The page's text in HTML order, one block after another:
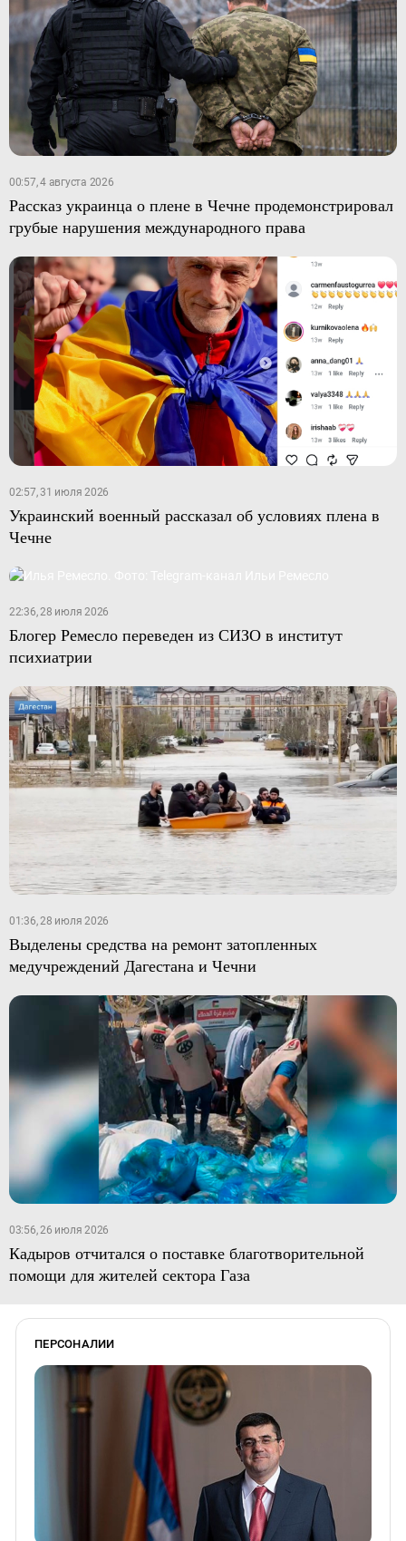
00:57, 4 августа 2026
Рассказ украинца о плене в Чечне продемонстрировал
грубые нарушения международного права
02:57, 31 июля 2026
Украинский военный рассказал об условиях плена в
Чечне
22:36, 28 июля 2026
Блогер Ремесло переведен из СИЗО в институт
психиатрии
01:36, 28 июля 2026
Выделены средства на ремонт затопленных
медучреждений Дагестана и Чечни
03:56, 26 июля 2026
Кадыров отчитался о поставке благотворительной
помощи для жителей сектора Газа
ПЕРСОНАЛИИ